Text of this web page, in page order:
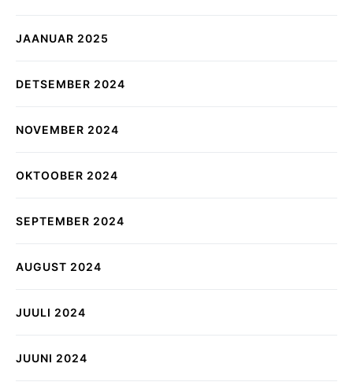
JAANUAR 2025
DETSEMBER 2024
NOVEMBER 2024
OKTOOBER 2024
SEPTEMBER 2024
AUGUST 2024
JUULI 2024
JUUNI 2024